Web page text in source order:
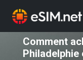
Comment
Philadelphie
Comment
Philadelphie